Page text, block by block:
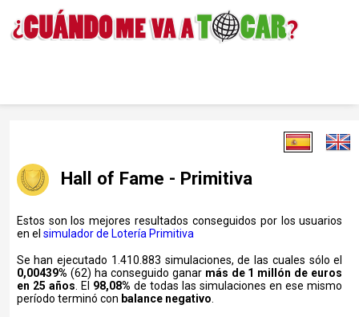
Hall of Fame - Primitiva
Estos son los mejores resultados conseguidos por los usuarios
en el simulador de Lotería Primitiva
Se han ejecutado 1.410.883 simulaciones, de las cuales sólo el
0,00439% (62) ha conseguido ganar más de 1 millón de euros
en 25 años . El 98,08% de todas las simulaciones en ese mismo
período terminó con balance negativo